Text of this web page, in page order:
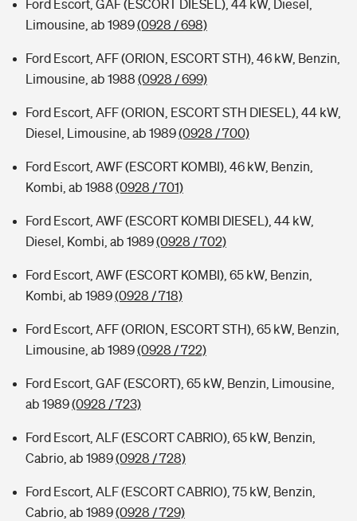
Ford Escort, GAF (ESCORT DIESEL), 44 kW, Diesel,
Limousine, ab 1989(0928 / 698)
Ford Escort, AFF (ORION, ESCORT STH), 46 kW, Benzin,
Limousine, ab 1988 (0928 / 699)
Ford Escort, AFF (ORION, ESCORT STH DIESEL), 44 kW,
Diesel, Limousine, ab 1989(0928 / 700)
Ford Escort, AWF (ESCORT KOMBI), 46 kW, Benzin,
Kombi, ab 1988 (0928 / 701)
Ford Escort, AWF (ESCORT KOMBI DIESEL), 44 kW,
Diesel, Kombi, ab 1989(0928 / 702)
Ford Escort, AWF (ESCORT KOMBI), 65 kW, Benzin,
Kombi, ab 1989(0928 / 718)
Ford Escort, AFF (ORION, ESCORT STH), 65 kW, Benzin,
Limousine, ab 1989(0928 / 722)
Ford Escort, GAF (ESCORT), 65 kW, Benzin, Limousine,
ab 1989(0928 / 723)
Ford Escort, ALF (ESCORT CABRIO), 65 kW, Benzin,
Cabrio, ab 1989(0928 / 728)
Ford Escort, ALF (ESCORT CABRIO), 75 kW, Benzin,
Cabrio, ab 1989(0928 / 729)